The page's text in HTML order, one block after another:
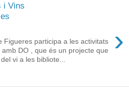
i Vins
›
Figueres participa a les activitats
DO , que és un projecte que
vi a les bibliote...